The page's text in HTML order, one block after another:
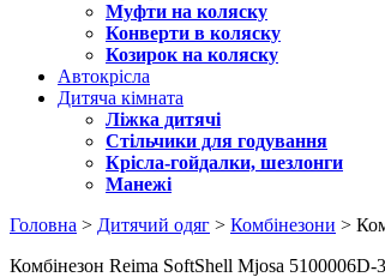
Муфти на коляску
Конверти в коляску
Козирок на коляску
Автокрісла
Дитяча кімната
Ліжка дитячі
Стільчики для годування
Крісла-гойдалки, шезлонги
Манежі
Головна > Дитячий одяг > Комбінезони >
Комбінезон Reima SoftShell Mjosa 5100006D-